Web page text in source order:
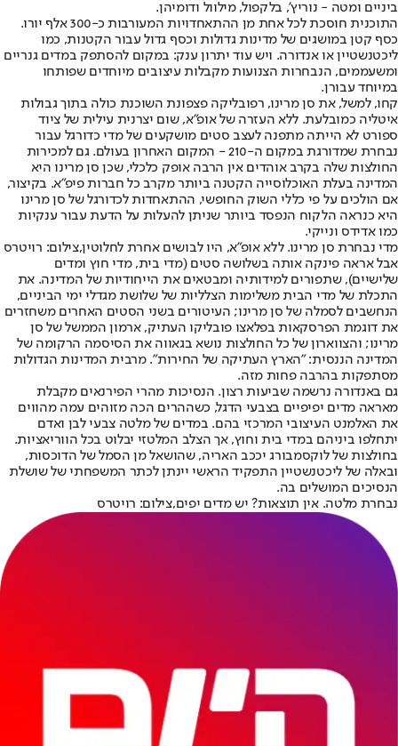
ביניים ומטה - נוריץ', בלקפול, מילוול ודומיהן.
התוכנית חוסכת לכל אחת מן ההתאחדויות המעורבות כ-300 אלף יורו.
כסף קטן במושגים של מדינות גדולות וכסף גדול עבור הקטנות, כמו
ליכטנשטיין או אנדורה. ויש עוד יתרון ענק: במקום להסתפק במדים גנריים
ומשעממים, הנבחרות הצנועות מקבלות עיצובים מיוחדים שפותחו
במיוחד עבורן.
קחו, למשל, את סן מרינו, רפובליקה פצפונת השוכנת כולה בתוך גבולות
איטליה כמובלעת. ללא העזרה של אופ"א, שום יצרנית עילית של ציוד
ספורט לא הייתה מתפנה לעצב סטים מושקעים של מדי כדורגל עבור
נבחרת שמדורגת במקום ה-210 - המקום האחרון בעולם. גם למכירות
החולצות שלה בקרב אוהדים אין הרבה אופק כלכלי, שכן סן מרינו היא
המדינה בעלת האוכלוסייה הקטנה ביותר מקרב כל חברות פיפ"א. בקיצור,
אם הולכים על פי כללי השוק החופשי, ההתאחדות לכדורגל של סן מרינו
היא כנראה הלקוח הנפסד ביותר שניתן להעלות על הדעת עבור ענקיות
כמו אדידס ונייקי.
מדי נבחרת סן מרינו. ללא אופ"א, היו לבושים אחרת לחלוטין,צילום: רויטרס
אבל אראה פינקה אותה בשלושה סטים (מדי בית, מדי חוץ ומדים
שלישיים), שתפורים למידותיה ומבטאים את הייחודיות של המדינה. את
התכלת של מדי הבית משלימות הצלליות של שלושת מגדלי ימי הביניים,
הנחשבים לסמלה של סן מרינו; העיטורים בשני הסטים האחרים משחזרים
את דוגמת הפרסקאות בפלאצו פובליקו העתיק, ארמון הממשל של סן
מרינו; והצווארון של כל החולצות נושא בגאווה את הסיסמה הרקומה של
המדינה הננסית: "הארץ העתיקה של החירות". מרבית המדינות הגדולות
מסתפקות בהרבה פחות מזה.
גם באנדורה נרשמה שביעות רצון. הנסיכות מהרי הפירנאים מקבלת
מאראה מדים יפיפיים בצבעי הדגל, כשההרים הכה מזוהים עמה מהווים
את האלמנט העיצובי המרכזי בהם. במדים של מלטה צבעי לבן ואדם
יתחלפו ביניהם במדי בית וחוץ, אך הצלב המלטזי יבלוט בכל הווריאציות.
בחולצות של לוקסמבורג יככב האריה, שהושאל מן הסמל של הדוכסות,
ובאלה של ליכטנשטיין התפקיד הראשי יינתן לכתר המשפחתי של שושלת
הנסיכים המושלים בה.
נבחרת מלטה. אין תוצאות? יש מדים יפים,צילום: רויטרס